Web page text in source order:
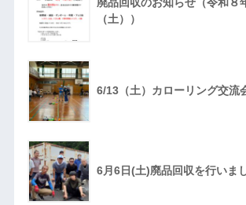
廃品回収のお知らせ（令和８
（土））
6/13（土）カローリング交流
6月6日(土)廃品回収を行いま